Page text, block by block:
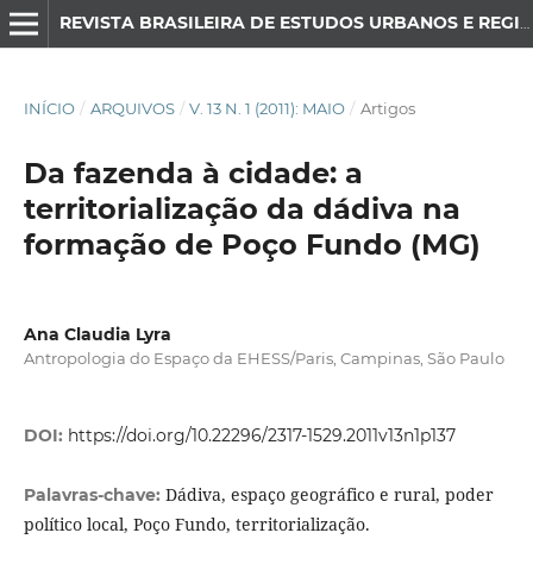
INÍCIO / ARQUIVOS / V. 13 N. 1 (2011): MAIO / Artigos
Da fazenda à cidade: a
territorialização da dádiva na
formação de Poço Fundo (MG)
Ana Claudia Lyra
Antropologia do Espaço da EHESS/Paris, Campinas, São Paulo
DOI: https://doi.org/10.22296/2317-1529.2011v13n1p137
Palavras-chave: Dádiva, espaço geográfico e rural, poder
político local, Poço Fundo, territorialização.